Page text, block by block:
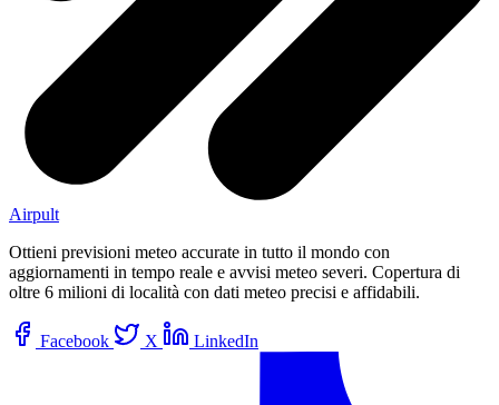
Airpult
Ottieni previsioni meteo accurate in tutto il mondo con
aggiornamenti in tempo reale e avvisi meteo severi. Copertura di
oltre 6 milioni di località con dati meteo precisi e affidabili.
Facebook X LinkedIn